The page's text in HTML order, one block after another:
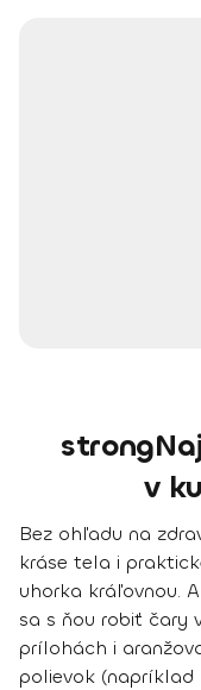
v
Bez ohľadu na
kráse tela i
uhorka kráľovnou.
sa s ňou robiť čary
prílohách i
polievok (napríklad